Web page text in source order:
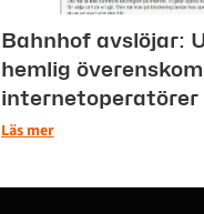
Bahnhof avslöjar:
hemlig
internetoperatörer
Läs mer